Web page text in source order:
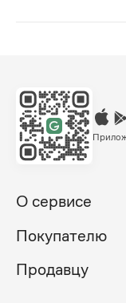
О сервисе
Покупателю
Продавцу